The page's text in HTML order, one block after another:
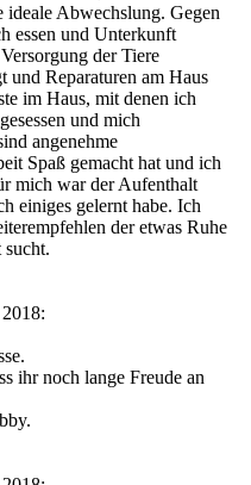
ideale Abwechslung. Gegen
essen und Unterkunft
der Tiere
und Reparaturen am Haus
im Haus, mit denen ich
und mich
angenehme
Spaß gemacht hat und ich
mich war der Aufenthalt
einiges gelernt habe. Ich
der etwas Ruhe
sucht.
ihr noch lange Freude an